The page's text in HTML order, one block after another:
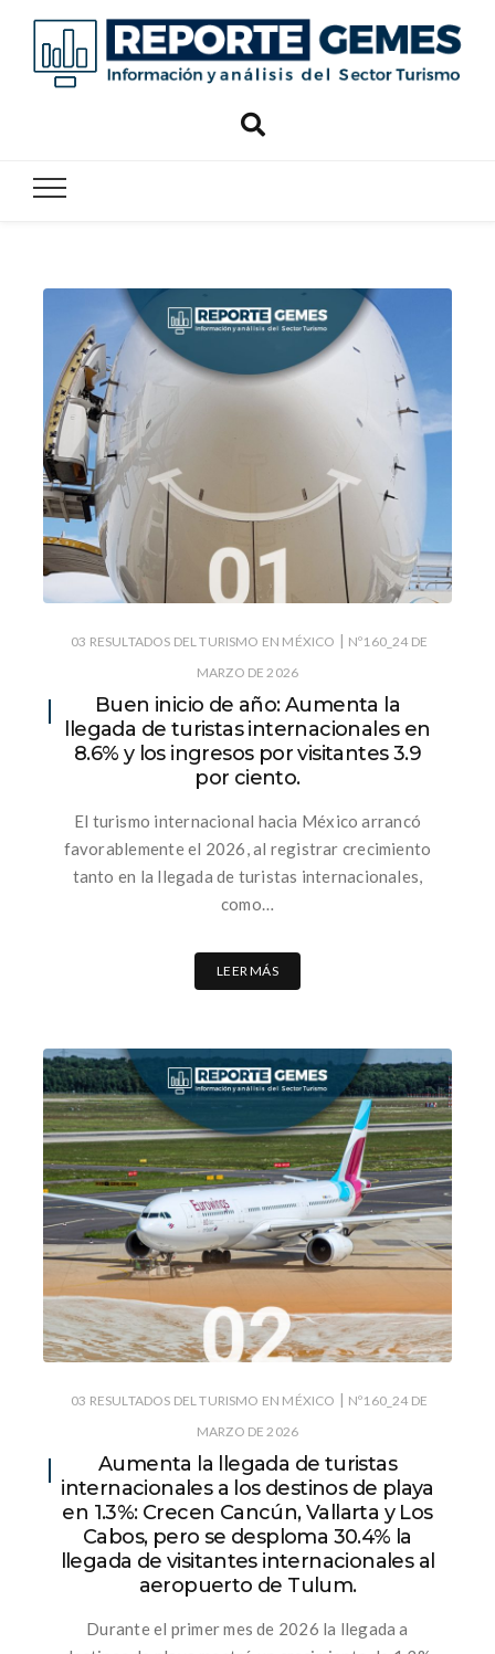
03 RESULTADOS DEL TURISMO EN MÉXICO | Nº160_24 DE
MARZO DE 2026
Buen inicio de año: Aumenta la
llegada de turistas internacionales en
8.6% y los ingresos por visitantes 3.9
por ciento.
El turismo internacional hacia México arrancó
favorablemente el 2026, al registrar crecimiento
tanto en la llegada de turistas internacionales,
como…
LEER MÁS
03 RESULTADOS DEL TURISMO EN MÉXICO | Nº160_24 DE
MARZO DE 2026
Aumenta la llegada de turistas
internacionales a los destinos de playa
en 1.3%: Crecen Cancún, Vallarta y Los
Cabos, pero se desploma 30.4% la
llegada de visitantes internacionales al
aeropuerto de Tulum.
Durante el primer mes de 2026 la llegada a